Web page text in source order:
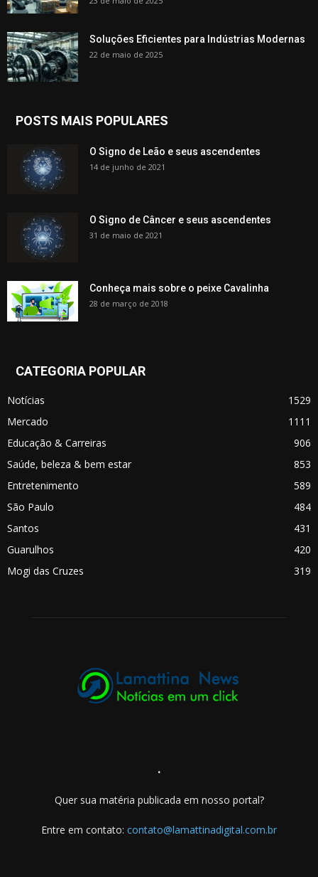
Soluções Eficientes para Indústrias Modernas
22 de maio de 2025
POSTS MAIS POPULARES
O Signo de Leão e seus ascendentes
14 de junho de 2021
O Signo de Câncer e seus ascendentes
31 de maio de 2021
Conheça mais sobre o peixe Cavalinha
28 de março de 2018
CATEGORIA POPULAR
Notícias
1529
Mercado
1111
Educação & Carreiras
906
Saúde, beleza & bem estar
853
Entretenimento
589
São Paulo
484
Santos
431
Guarulhos
420
Mogi das Cruzes
319
.
Quer sua matéria publicada em nosso portal?
Entre em contato: contato@lamattinadigital.com.br